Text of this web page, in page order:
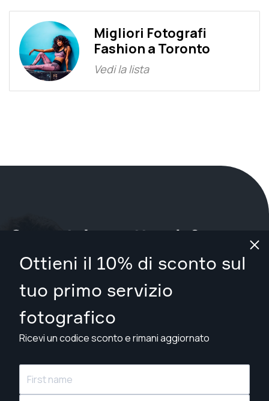
Ottieni il 10% di sconto sul
tuo primo servizio
fotografico
Ricevi un codice sconto e rimani aggiornato
Migliori Fotografi
Fashion a Toronto
Vedi la lista
Cosa stai aspettando?
Prenota il tuo servizio oraa Toronto.